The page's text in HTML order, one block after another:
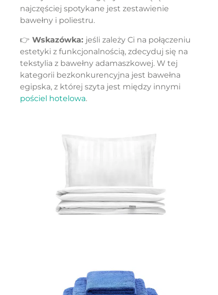
najczęściej spotykane jest zestawienie
bawełny i poliestru.
👉 Wskazówka: jeśli zależy Ci na połączeniu
estetyki z funkcjonalnością, zdecyduj się na
tekstylia z bawełny adamaszkowej. W tej
kategorii bezkonkurencyjna jest bawełna
egipska, z której szyta jest między innymi
pościel hotelowa.